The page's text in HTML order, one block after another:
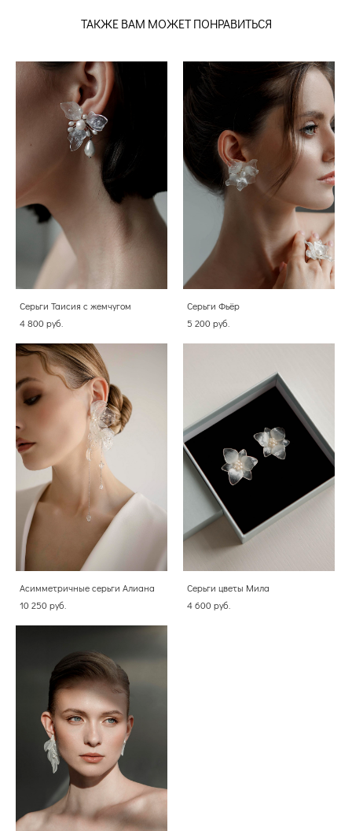
ТАКЖЕ ВАМ МОЖЕТ ПОНРАВИТЬСЯ
Серьги Таисия с жемчугом
4 800 pуб.
Серьги Фьёр
5 200 pуб.
Асимметричные серьги Алиана
10 250 pуб.
Серьги цветы Мила
4 600 pуб.